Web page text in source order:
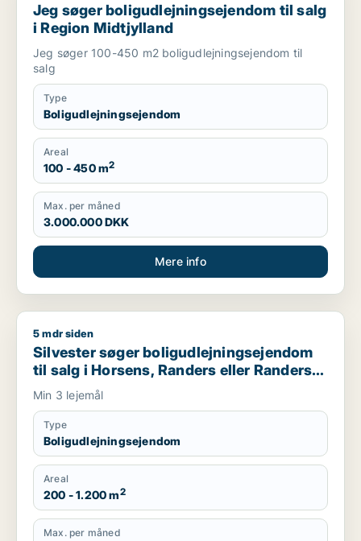
Jeg søger boligudlejningsejendom til salg
i Region Midtjylland
Jeg søger 100-450 m2 boligudlejningsejendom til
salg
Type
Boligudlejningsejendom
Areal
100 - 450 m2
Max. per måned
3.000.000 DKK
Mere info
Silvester søger boligudlejningsejendom til salg i Horsens,
5 mdr siden
Silvester søger boligudlejningsejendom
til salg i Horsens, Randers eller Randers
SV
Min 3 lejemål
Type
Boligudlejningsejendom
Areal
200 - 1.200 m2
Max. per måned